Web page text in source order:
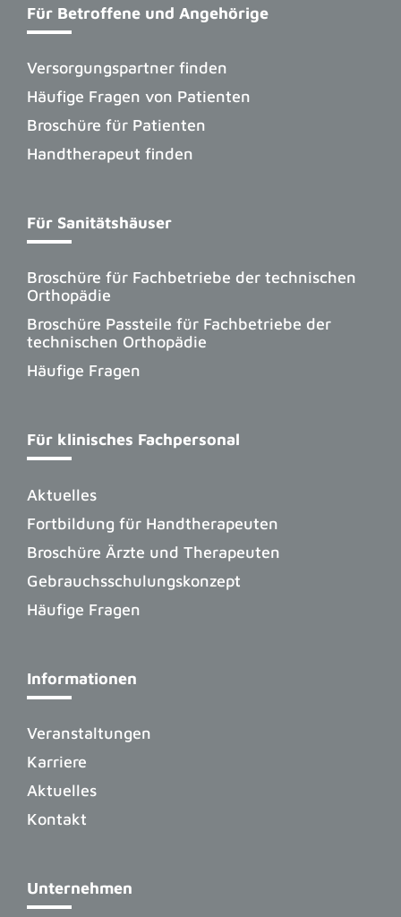
Für Betroffene und Angehörige
Versorgungspartner finden
Häufige Fragen von Patienten
Broschüre für Patienten
Handtherapeut finden
Für Sanitätshäuser
Broschüre für Fachbetriebe der technischen
Orthopädie
Broschüre Passteile für Fachbetriebe der
technischen Orthopädie
Häufige Fragen
Für klinisches Fachpersonal
Aktuelles
Fortbildung für Handtherapeuten
Broschüre Ärzte und Therapeuten
Gebrauchsschulungskonzept
Häufige Fragen
Informationen
Veranstaltungen
Karriere
Aktuelles
Kontakt
Unternehmen